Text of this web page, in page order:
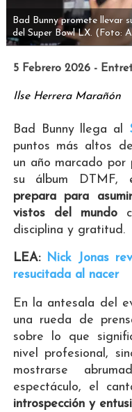
Bad Bunny promete llevar
del Super Bowl LX. (Foto:
5 Febrero 2026 -
Ilse Herrera Marañón
Bad Bunny llega al
puntos más altos
un año marcado
su álbum DTMF,
prepara para
vistos del mundo
disciplina y gratitud.
LEA:
Nick Jonas
resucitada al nacer
En la antesala del
una rueda de
sobre lo que
nivel profesional,
mostrarse
espectáculo, el
introspección y